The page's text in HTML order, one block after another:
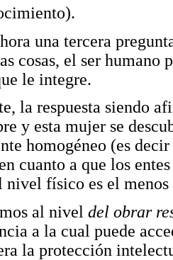
una tercera
cosas, el ser
le integre.
la respuesta siendo
y esta mujer se
homogéneo (es
cuanto a que los
nivel físico es el menos
al nivel del obrar
a la cual puede
la protección